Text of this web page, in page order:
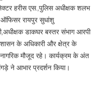
हरीस एस.,पुलिस अधीक्षक शलभ
ऑफिसर रायपुर सुधांशु
डाकघर बस्तर संभाग आरपी
के अधिकारी और क्षेत्र के
मौजूद रहे। कार्यक्रम के अंत
ने आभार प्रदर्शन किया।